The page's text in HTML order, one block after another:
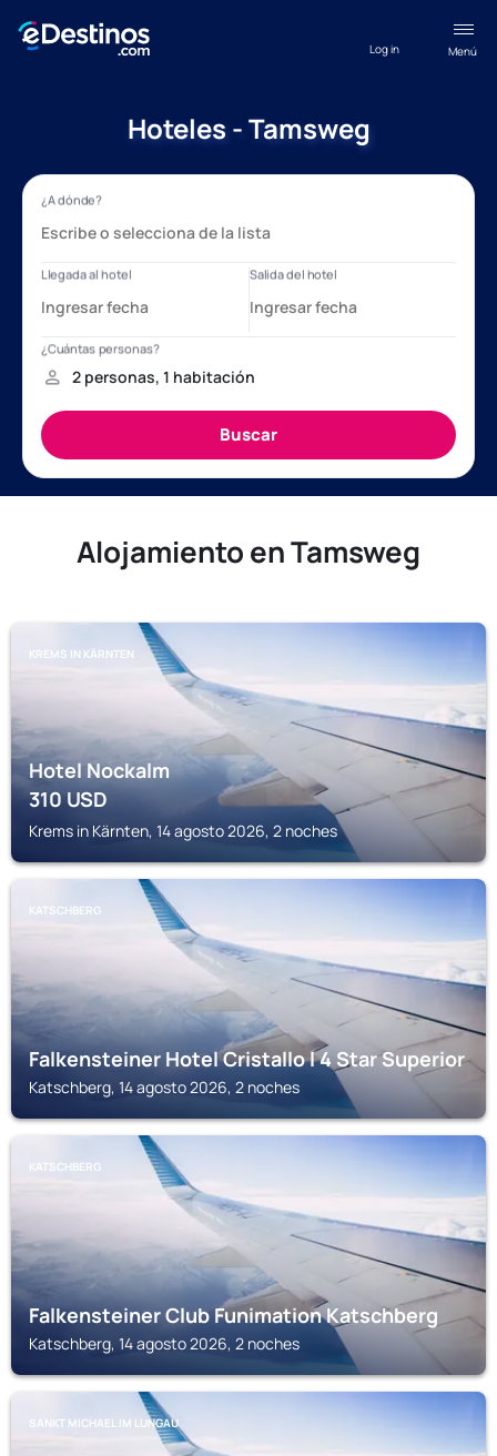
Menú
Log in
Hoteles - Tamsweg
Alojamiento en Tamsweg
KREMS IN KÄRNTEN
Hotel Nockalm
310USD
Krems in Kärnten, 14 agosto 2026, 2 noches
KATSCHBERG
Falkensteiner Hotel Cristallo l 4 Star Superior
Katschberg, 14 agosto 2026, 2 noches
KATSCHBERG
Falkensteiner Club Funimation Katschberg
Katschberg, 14 agosto 2026, 2 noches
SANKT MICHAEL IM LUNGAU